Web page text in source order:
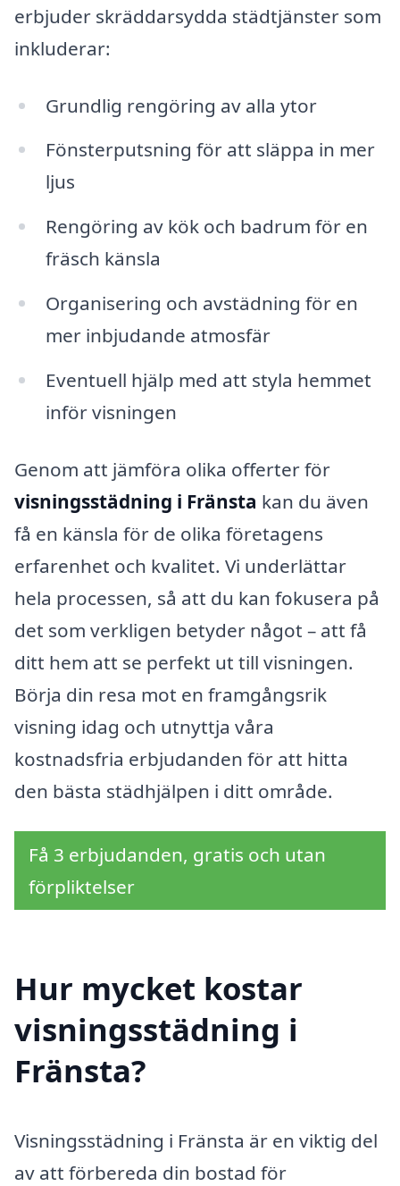
erbjuder skräddarsydda städtjänster som
inkluderar:
Grundlig rengöring av alla ytor
Fönsterputsning för att släppa in mer
ljus
Rengöring av kök och badrum för en
fräsch känsla
Organisering och avstädning för en
mer inbjudande atmosfär
Eventuell hjälp med att styla hemmet
inför visningen
Genom att jämföra olika offerter för
visningsstädning i Fränsta kan du även
få en känsla för de olika företagens
erfarenhet och kvalitet. Vi underlättar
hela processen, så att du kan fokusera på
det som verkligen betyder något – att få
ditt hem att se perfekt ut till visningen.
Börja din resa mot en framgångsrik
visning idag och utnyttja våra
kostnadsfria erbjudanden för att hitta
den bästa städhjälpen i ditt område.
Få 3 erbjudanden, gratis och utan
förpliktelser
Hur mycket kostar
visningsstädning i
Fränsta?
Visningsstädning i Fränsta är en viktig del
av att förbereda din bostad för